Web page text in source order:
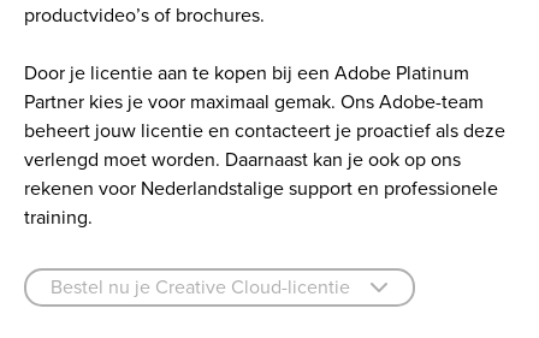
productvideo’s of brochures.
Door je licentie aan te kopen bij een Adobe Platinum
Partner kies je voor maximaal gemak. Ons Adobe-team
beheert jouw licentie en contacteert je proactief als deze
verlengd moet worden. Daarnaast kan je ook op ons
rekenen voor Nederlandstalige support en professionele
training.
Bestel nu je Creative Cloud-licentie